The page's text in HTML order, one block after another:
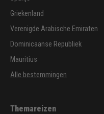
Griekenland
Verenigde Arabische Emiraten
Dominicaanse Republiek
Mauritius
Alle bestemmingen
Themareizen